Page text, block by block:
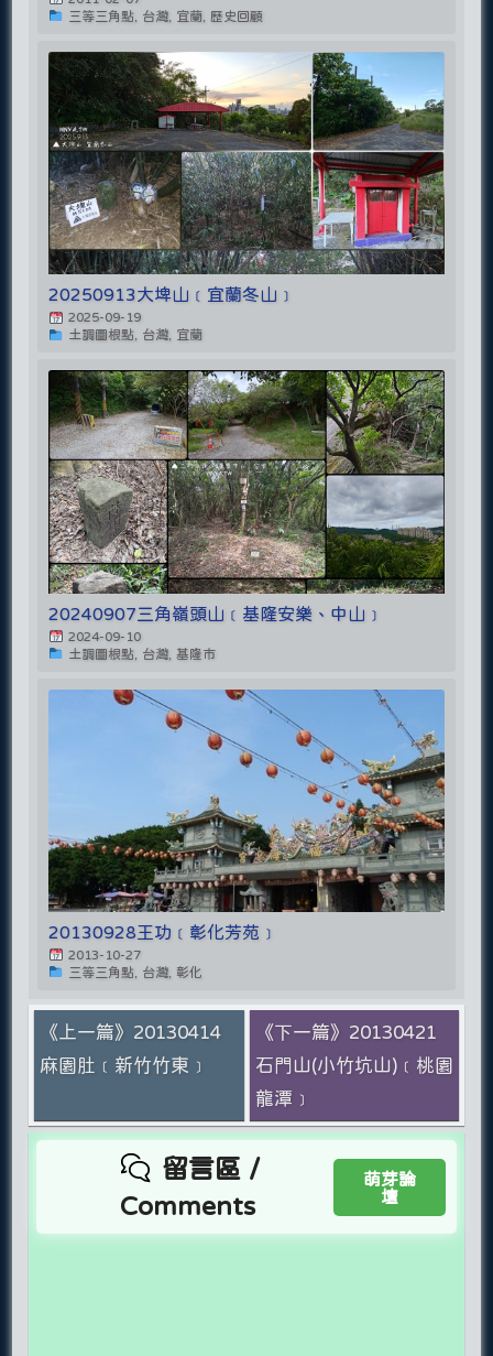
三等三角點, 台灣, 宜蘭, 歷史回顧
20250913大埤山﹝宜蘭冬山﹞
2025-09-19
土調圖根點, 台灣, 宜蘭
20240907三角嶺頭山﹝基隆安樂、中山﹞
2024-09-10
土調圖根點, 台灣, 基隆市
20130928王功﹝彰化芳苑﹞
2013-10-27
三等三角點, 台灣, 彰化
《上一篇》20130414
麻園肚﹝新竹竹東﹞
《下一篇》20130421
石門山(小竹坑山)﹝桃園
龍潭﹞
留言區 /
Comments
萌芽論
壇